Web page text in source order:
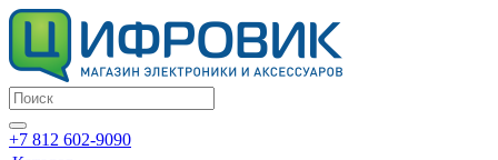
+7 812 602-9090